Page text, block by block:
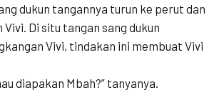
dukun tangannya turun ke perut dan
Di situ tangan sang dukun
Vivi, tindakan ini membuat Vivi
diapakan Mbah?” tanyanya.